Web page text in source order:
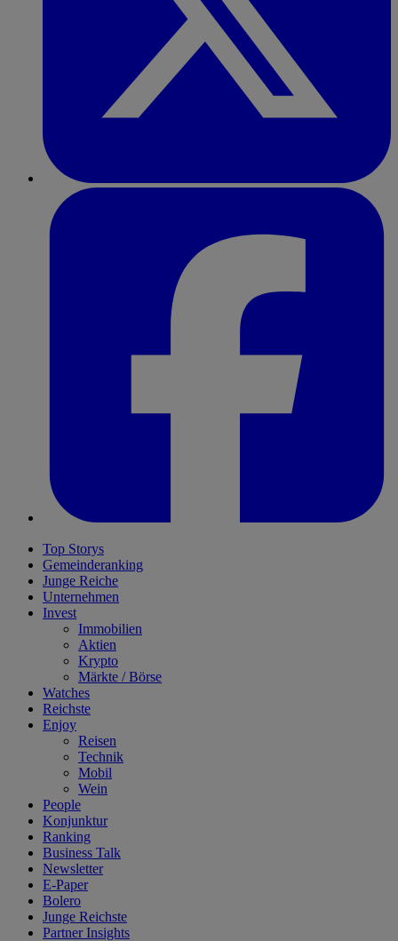
Top Storys
Gemeinderanking
Junge Reiche
Unternehmen
Invest
Immobilien
Aktien
Krypto
Märkte / Börse
Watches
Reichste
Enjoy
Reisen
Technik
Mobil
Wein
People
Konjunktur
Ranking
Business Talk
Newsletter
E-Paper
Bolero
Junge Reichste
Partner Insights